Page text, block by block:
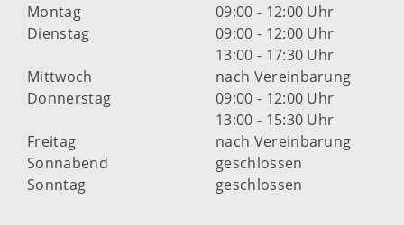
Montag
09:00 - 12:00 Uhr
Dienstag
09:00 - 12:00 Uhr
13:00 - 17:30 Uhr
Mittwoch
nach Vereinbarung
Donnerstag
09:00 - 12:00 Uhr
13:00 - 15:30 Uhr
Freitag
nach Vereinbarung
Sonnabend
geschlossen
Sonntag
geschlossen